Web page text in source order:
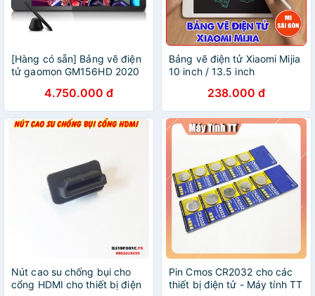
[Hàng có sẵn] Bảng vẽ điện
tử gaomon GM156HD 2020
4.750.000 đ
Bảng vẽ điện tử Xiaomi Mijia
10 inch / 13.5 inch
238.000 đ
Nút cao su chống bụi cho
cổng HDMI cho thiết bị điện
Pin Cmos CR2032 cho các
thiết bị điện tử - Máy tính TT